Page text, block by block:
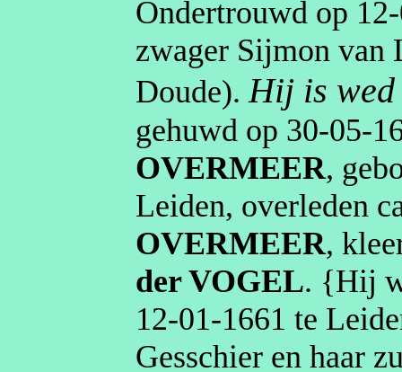
Ondertrouwd op
zwager Sijmon van
Doude).Hij is
gehuwd op
OVERMEER,
Leiden, overleden
OVERMEER,
der VOGEL. {Hij
12‑01‑1661 te
Gesschier en haar